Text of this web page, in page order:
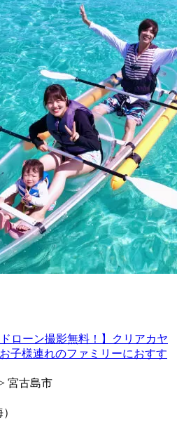
ドローン撮影無料！】クリアカヤ
子様連れのファミリーにおすす
宮古島市